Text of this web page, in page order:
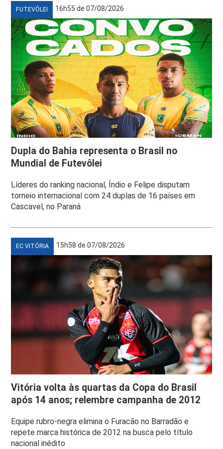
FUTEVÔLEI 16h55 de 07/08/2026
Dupla do Bahia representa o Brasil no
Mundial de Futevôlei
Líderes do ranking nacional, Índio e Felipe disputam
torneio internacional com 24 duplas de 16 países em
Cascavel, no Paraná
EC VITÓRIA 15h58 de 07/08/2026
Vitória volta às quartas da Copa do Brasil
após 14 anos; relembre campanha de 2012
Equipe rubro-negra elimina o Furacão no Barradão e
repete marca histórica de 2012 na busca pelo título
nacional inédito